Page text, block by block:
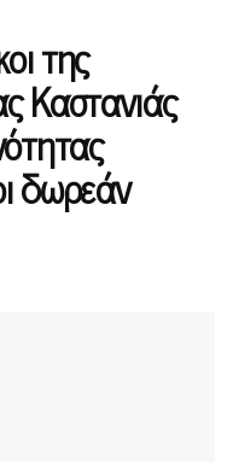
της
Καστανιάς
δωρεάν